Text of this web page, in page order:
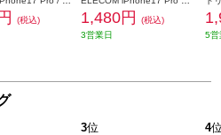
(税込)
1,480円
(税込)
3営業日
5営
3位 4